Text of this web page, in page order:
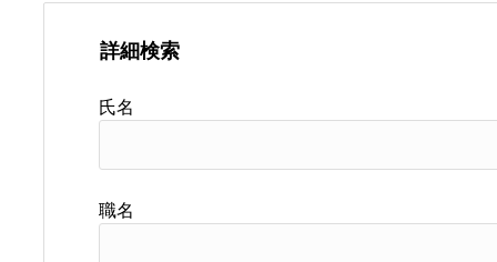
詳細検索
氏名
職名